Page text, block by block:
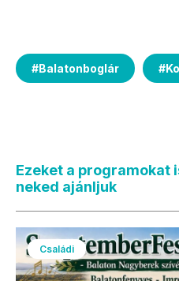
#Balatonboglár #
Ezeket a programokat
neked ajánljuk
Családi